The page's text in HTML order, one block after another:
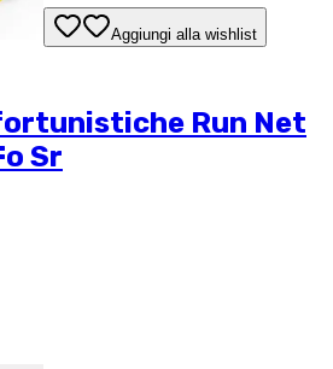
Aggiungi alla wishlist
Run Net
Sr